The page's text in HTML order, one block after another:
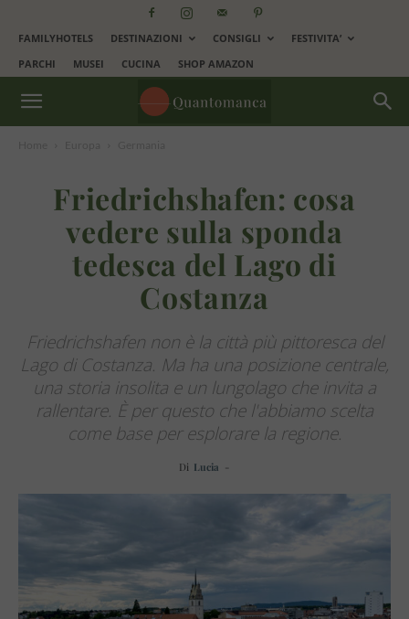
FAMILYHOTELS DESTINAZIONI CONSIGLI
FESTIVITA’
PARCHI
MUSEI CUCINA SHOP AMAZON
Friedrichshafen: cosa
vedere sulla sponda
tedesca del Lago di
Costanza
Friedrichshafen non è la città più pittoresca del
Lago di Costanza. Ma ha una posizione centrale,
una storia insolita e un lungolago che invita a
rallentare. È per questo che l'abbiamo scelta
come base per esplorare la regione.
Di Lucia -